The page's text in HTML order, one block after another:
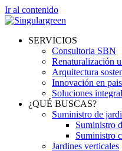
Ir al contenido
SERVICIOS
Consultoria SBN
Renaturalización
Arquitectura
Innovación en
Soluciones
¿QUÉ BUSCAS?
Suministro de
Suministro
Suministro
Jardines verticales